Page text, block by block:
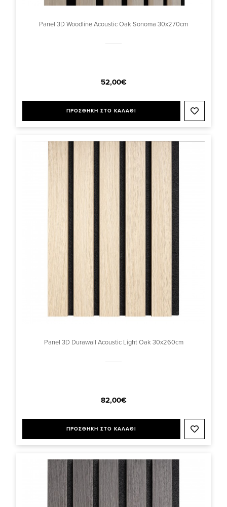
Panel 3D Woodline Acoustic Oak Sonoma 30x270cm
52,00€
ΠΡΟΣΘΗΚΗ ΣΤΟ ΚΑΛΑΘΙ
Panel 3D Durawall Acoustic Light Oak 30x260cm
82,00€
ΠΡΟΣΘΗΚΗ ΣΤΟ ΚΑΛΑΘΙ